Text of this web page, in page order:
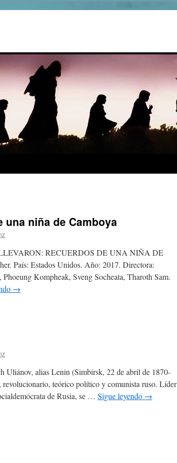
niña de Camboya
RECUERDOS DE UNA NIÑA DE
País: Estados Unidos. Año: 2017. Directora:
Kompheak, Sveng Socheata, Tharoth Sam.
→
alias Lenin​ (Simbirsk, 22 de abril de 1870-
teórico político y comunista ruso. Líder
de Rusia, se … Sigue leyendo →